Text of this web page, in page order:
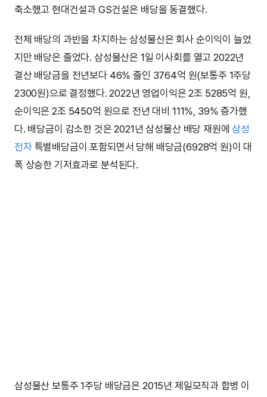
축소했고 현대건설과 GS건설은 배당을 동결했다.
전체 배당의 과반을 차지하는 삼성물산은 회사 순이익이 늘었
지만 배당은 줄었다. 삼성물산은 1일 이사회를 열고 2022년
결산 배당금을 전년보다 46% 줄인 3764억 원(보통주 1주당
2300원)으로 결정했다. 2022년 영업이익은 2조 5285억 원,
순이익은 2조 5450억 원으로 전년 대비 111%, 39% 증가했
다. 배당금이 감소한 것은 2021년 삼성물산 배당 재원에삼성
전자특별배당금이 포함되면서 당해 배당금(6928억 원)이 대
폭 상승한 기저효과로 분석된다.
삼성물산 보통주 1주당 배당금은 2015년 제일모직과 합병 이